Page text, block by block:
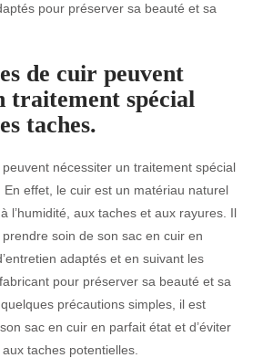
pour préserver sa beauté et sa
de cuir peuvent
traitement spécial
taches.
nécessiter un traitement spécial
effet, le cuir est un matériau naturel
l’humidité, aux taches et aux rayures. Il
soin de son sac en cuir en
adaptés et en suivant les
pour préserver sa beauté et sa
précautions simples, il est
sac en cuir en parfait état et d’éviter
taches potentielles.